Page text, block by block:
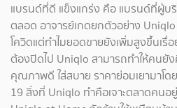
แบรนด์ที่ดี แข็งแกร่ง คือ แบรนด์ที่ผู้บ
ตลอด อาจารย์เกดยกตัวอย่าง
โควิดแต่ทำไมยอดขายยังเพิ่มสูงขึ้นเรื่
ต้องปิดไป Uniqlo สามารถทำให้คนยั
คุณภาพดี ใส่สบาย ราคาย่อมเยามาโด
19 สิ่งที่ Uniqlo ทำคือเจาะตลาดคน